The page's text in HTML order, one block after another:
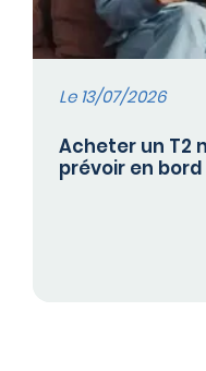
Le 13/07/2026
Acheter un T2
prévoir en